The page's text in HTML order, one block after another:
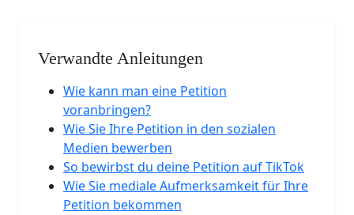
Verwandte Anleitungen
Wie kann man eine Petition
voranbringen?
Wie Sie Ihre Petition in den sozialen
Medien bewerben
So bewirbst du deine Petition auf TikTok
Wie Sie mediale Aufmerksamkeit für Ihre
Petition bekommen